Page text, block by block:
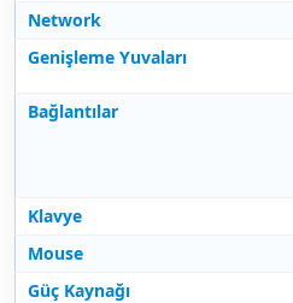
Network
Genişleme Yuvaları
Bağlantılar
Klavye
Mouse
Güç Kaynağı